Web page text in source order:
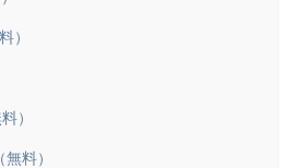
）
）
料）